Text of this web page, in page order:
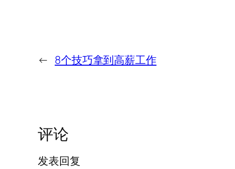
← 8个技巧拿到高薪工作
评论
发表回复